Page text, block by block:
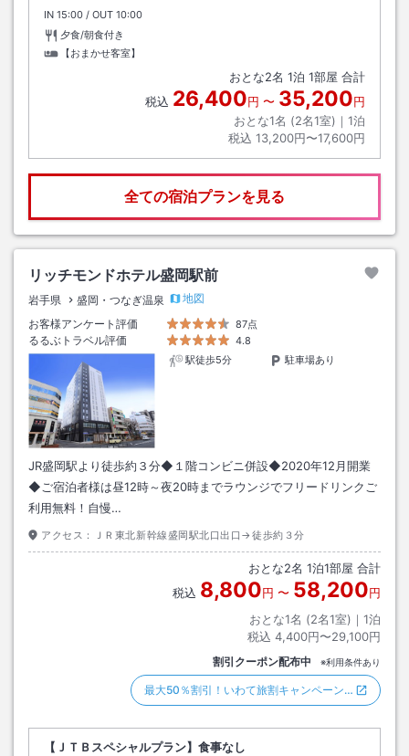
IN チェックイン
15:00 / OUT チェックアウト
10:00
夕食/朝食付き
【おまかせ客室】
おとな2名 1泊 1部屋 合計
税込 26,400円 〜 35,200円
おとな1名 (2名1室)｜ 1泊
税込 13,200円〜17,600円
全ての宿泊プランを見る
リッチモンドホテル盛岡駅前
岩手県 盛岡・つなぎ温泉
地図
お客様アンケート評価
87点
るるぶトラベル評価
4.8
駅徒歩5分
駐車場あり
JR盛岡駅より徒歩約３分◆１階コンビニ併設◆2020年12月開業
◆ご宿泊者様は昼12時～夜20時までラウンジでフリードリンクご
利用無料！自慢…
アクセス： ＪＲ東北新幹線盛岡駅北口出口→徒歩約３分
おとな2名 1泊1部屋 合計
税込 8,800円 〜 58,200円
おとな1名 (2名1室)｜ 1泊
税込 4,400円〜29,100円
割引クーポン配布中 ※利用条件あり
最大50％割引！いわて旅割キャンペーン…
【ＪＴＢスペシャルプラン】食事なし